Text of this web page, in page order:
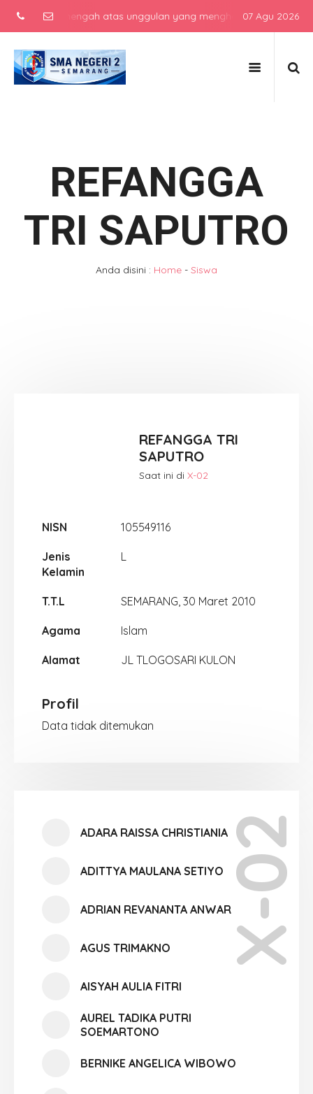
menengah atas unggulan yang menghasilkan lulusan
07 Agu 2026
REFANGGA
TRI SAPUTRO
Anda disini : Home - Siswa
REFANGGA TRI
SAPUTRO
Saat ini di X-02
NISN 105549116
Jenis
Kelamin
L
T.T.L SEMARANG, 30 Maret 2010
Agama Islam
Alamat JL TLOGOSARI KULON
Profil
Data tidak ditemukan
X-02
ADARA RAISSA CHRISTIANIA
ADITTYA MAULANA SETIYO
ADRIAN REVANANTA ANWAR
AGUS TRIMAKNO
AISYAH AULIA FITRI
AUREL TADIKA PUTRI
SOEMARTONO
BERNIKE ANGELICA WIBOWO